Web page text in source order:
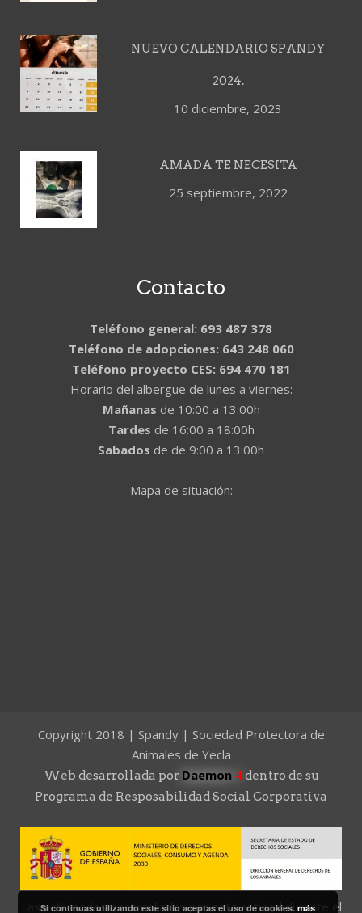
NUEVO CALENDARIO SPANDY
2024.
10 diciembre, 2023
AMADA TE NECESITA
25 septiembre, 2022
Contacto
Teléfono general: 693 487 378
Teléfono de adopciones: 643 248 060
Teléfono proyecto CES: 694 470 181
Horario del albergue de lunes a viernes:
Mañanas de 10:00 a 13:00h
Tardes de 16:00 a 18:00h
Sabados de de 9:00 a 13:00h
Mapa de situación:
Copyright 2018 | Spandy | Sociedad Protectora de
Animales de Yecla
Web desarrollada por Daemon 4dentro de su
Programa de Resposabilidad Social Corporativa
Las actividades desarrolladas por esta entidad durante el
Si continuas utilizando este sitio aceptas el uso de cookies.más